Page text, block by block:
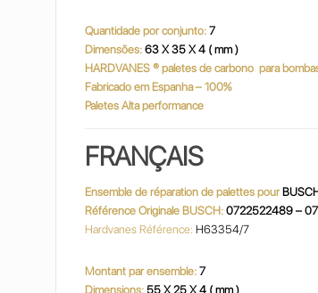
Quantidade por conjunto:7
Dimensões: 63 X 35 X 4 ( mm )
HARDVANES ® paletes de carbono para
Fabricado em Espanha – 100%
Paletes Alta performance
FRANÇAIS
Ensemble de réparation de palettes pour
Référence Originale BUSCH:0722522489 –
Hardvanes Référence: H63354/7
Montant par ensemble:7
Dimensions: 55 X 25 X 4 ( mm )